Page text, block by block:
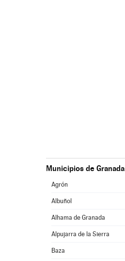
Municipios de Granada
Agrón
Albuñol
Alhama de Granada
Alpujarra de la Sierra
Baza